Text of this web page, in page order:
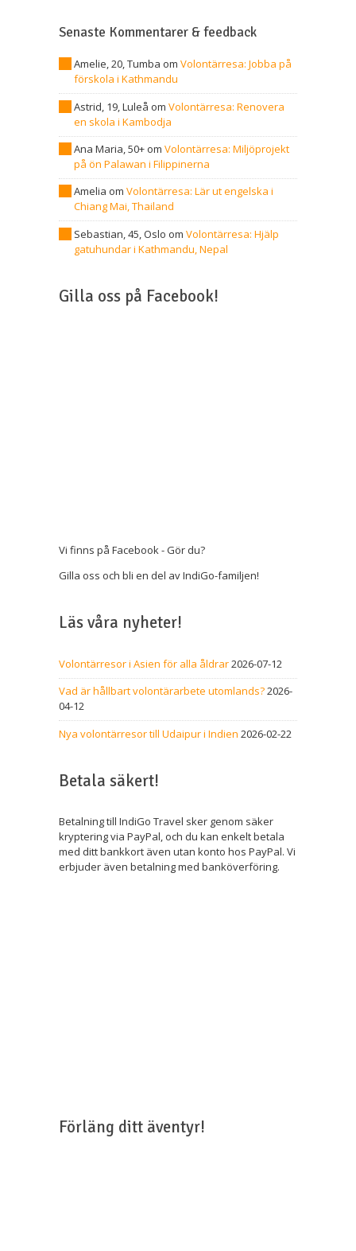
Senaste Kommentarer & feedback
Amelie, 20, Tumba om Volontärresa: Jobba på
förskola i Kathmandu
Astrid, 19, Luleå om Volontärresa: Renovera
en skola i Kambodja
Ana Maria, 50+ om Volontärresa: Miljöprojekt
på ön Palawan i Filippinerna
Amelia om Volontärresa: Lär ut engelska i
Chiang Mai, Thailand
Sebastian, 45, Oslo om Volontärresa: Hjälp
gatuhundar i Kathmandu, Nepal
Gilla oss på Facebook!
Vi finns på Facebook - Gör du?
Gilla oss och bli en del av IndiGo-familjen!
Läs våra nyheter!
Volontärresor i Asien för alla åldrar2026-07-12
Vad är hållbart volontärarbete utomlands?2026-
04-12
Nya volontärresor till Udaipur i Indien 2026-02-22
Betala säkert!
Betalning till IndiGo Travel sker genom säker
kryptering via PayPal, och du kan enkelt betala
med ditt bankkort även utan konto hos PayPal. Vi
erbjuder även betalning med banköverföring.
Förläng ditt äventyr!